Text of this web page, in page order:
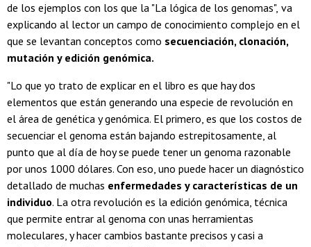
de los ejemplos con los que la "La lógica de los genomas", va
explicando al lector un campo de conocimiento complejo en el
que se levantan conceptos como secuenciación, clonación,
mutación y edición genómica.
"Lo que yo trato de explicar en el libro es que hay dos
elementos que están generando una especie de revolución en
el área de genética y genómica. El primero, es que los costos de
secuenciar el genoma están bajando estrepitosamente, al
punto que al día de hoy se puede tener un genoma razonable
por unos 1000 dólares. Con eso, uno puede hacer un diagnóstico
detallado de muchas enfermedades y características de un
individuo. La otra revolución es la edición genómica, técnica
que permite entrar al genoma con unas herramientas
moleculares, y hacer cambios bastante precisos y casi a